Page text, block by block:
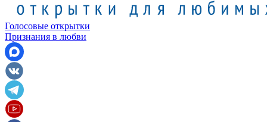
Голосовые открытки
Признания в любви